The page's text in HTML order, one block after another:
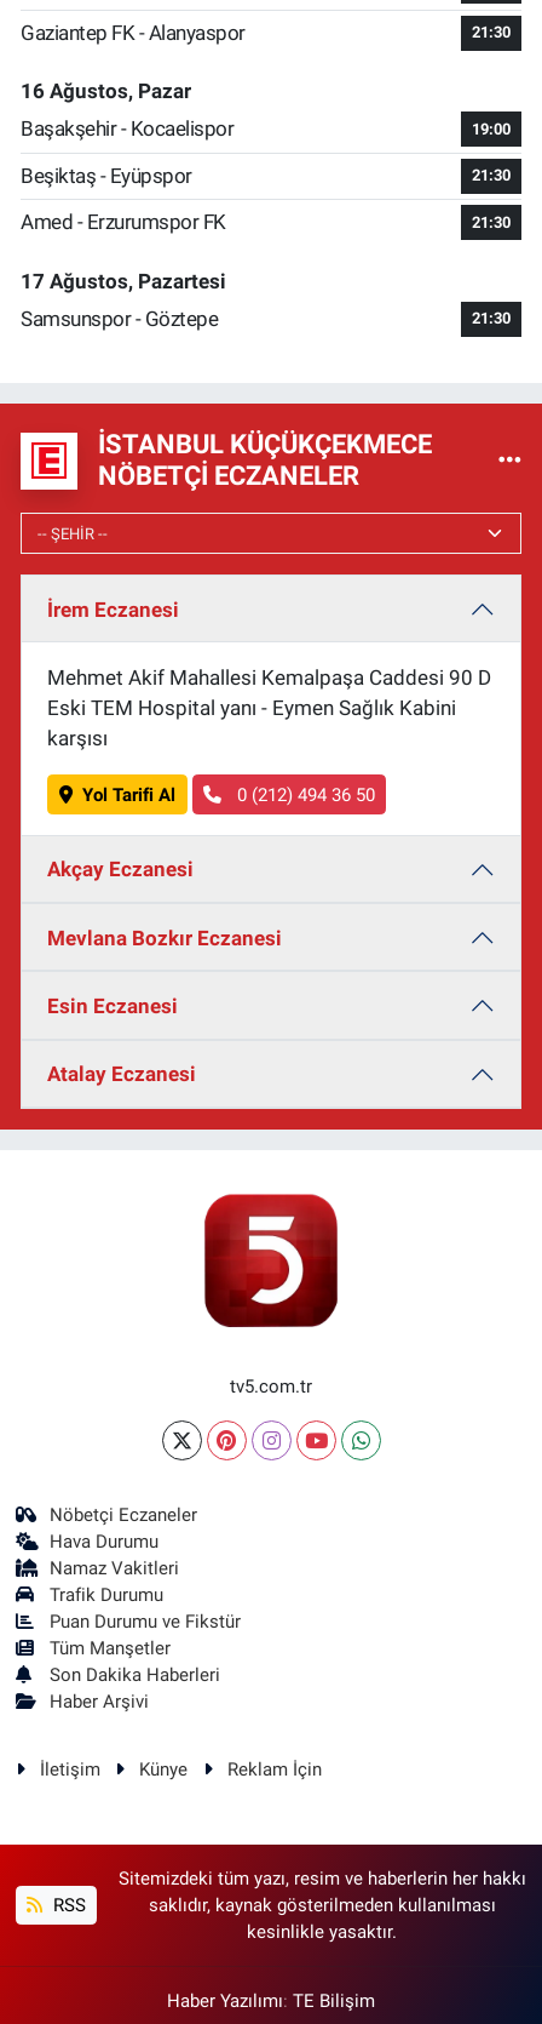
Gaziantep FK - Alanyaspor 21:30
16 Ağustos, Pazar
Başakşehir - Kocaelispor
19:00
Beşiktaş - Eyüpspor 21:30
Amed - Erzurumspor FK 21:30
17 Ağustos, Pazartesi
Samsunspor - Göztepe
21:30
İSTANBUL KÜÇÜKÇEKMECE
NÖBETÇI ECZANELER
İrem Eczanesi
Mehmet Akif Mahallesi Kemalpaşa Caddesi 90 D
Eski TEM Hospital yanı - Eymen Sağlık Kabini
karşısı
Yol Tarifi Al 0 (212) 494 36 50
Akçay Eczanesi
Mevlana Bozkır Eczanesi
Esin Eczanesi
Atalay Eczanesi
tv5.com.tr
Nöbetçi Eczaneler
Hava Durumu
Namaz Vakitleri
Trafik Durumu
Puan Durumu ve Fikstür
Tüm Manşetler
Son Dakika Haberleri
Haber Arşivi
İletişim Künye Reklam İçin
RSS
Sitemizdeki tüm yazı, resim ve haberlerin her hakkı
saklıdır, kaynak gösterilmeden kullanılması
kesinlikle yasaktır.
Haber Yazılımı: TE Bilişim